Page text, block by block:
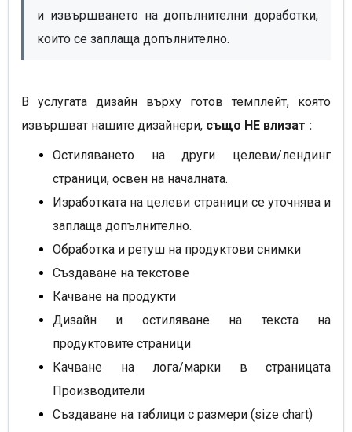
и извършването на допълнителни доработки,
които се заплаща допълнително.
В услугата дизайн върху готов темплейт, която
извършват нашите дизайнери, също НЕ влизат :
Остиляването на други целеви/лендинг
страници, освен на началната.
Изработката на целеви страници се уточнява и
заплаща допълнително.
Обработка и ретуш на продуктови снимки
Създаване на текстове
Качване на продукти
Дизайн и остиляване на текста на
продуктовите страници
Качване на лога/марки в страницата
Производители
Създаване на таблици с размери (size chart)